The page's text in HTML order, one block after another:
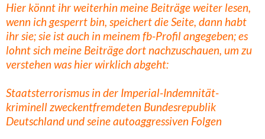
Hier könnt ihr weiterhin meine Beiträge weiter lesen,
wenn ich gesperrt bin, speichert die Seite, dann habt
ihr sie; sie ist auch in meinem fb-Profil angegeben; es
lohnt sich meine Beiträge dort nachzuschauen, um zu
verstehen was hier wirklich abgeht:
Staatsterrorismus in der Imperial-Indemnität-
kriminell zweckentfremdeten Bundesrepublik
Deutschland und seine autoaggressiven Folgen